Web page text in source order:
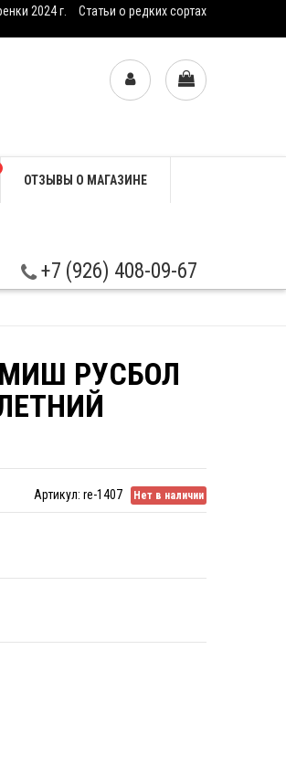
2024 г. Статьи о редких сортах
ОТЗЫВЫ О МАГАЗИНЕ
+7 (926) 408-09-67
РУСБОЛ
Нет в наличии
Артикул: re-1407